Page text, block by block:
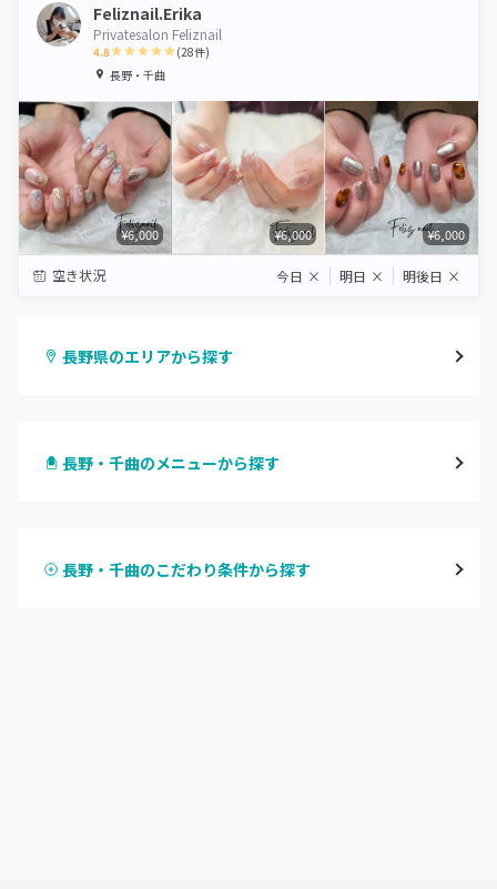
Feliznail.Erika
Privatesalon Feliznail
4.8
1 2 3 4 5
(28件)
長野・千曲
¥6,000 ¥6,000 ¥6,000
空き状況 今日 × 明日 × 明後日 ×
長野県のエリアから探す
松本・塩尻
長野・千曲のメニューから探す
ハンドスカルプ
長野・千曲のこだわり条件から探す